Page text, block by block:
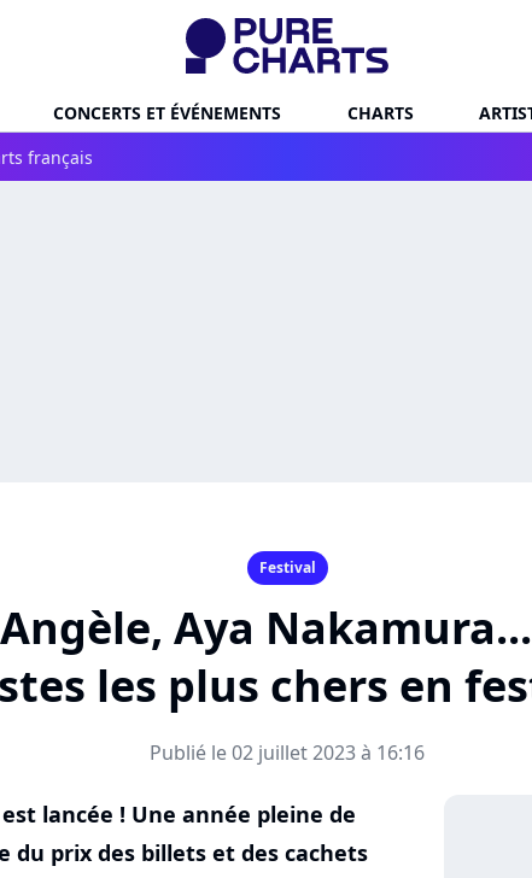
CONCERTS ET ÉVÉNEMENTS CHARTS
français
Festival
Aya
les plus chers en
Publié le 02 juillet 2023 à 16:16
lancée ! Une année pleine de
du prix des billets et des cachets